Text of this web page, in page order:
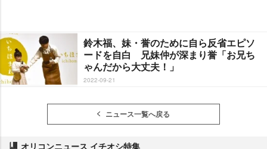
鈴木福、妹・誉のために自ら反省エピソ
ードを自白 兄妹仲が深まり誉「お兄ち
ゃんだから大丈夫！」
2022-09-21
ニュース一覧へ戻る
オリコンニュース イチオシ特集